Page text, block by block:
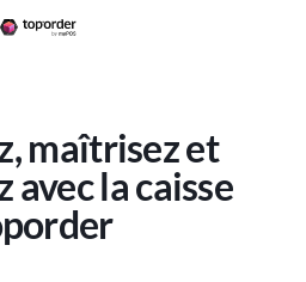
maîtrisez et
avec la caisse